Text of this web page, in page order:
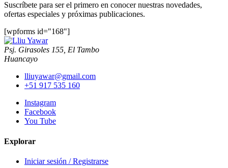
Suscríbete para ser el primero en conocer nuestras novedades,
ofertas especiales y próximas publicaciones.
[wpforms id="168"]
Psj. Girasoles 155, El Tambo
Huancayo
lliuyawar@gmail.com
+51 917 535 160
Instagram
Facebook
You Tube
Explorar
Iniciar sesión / Registrarse